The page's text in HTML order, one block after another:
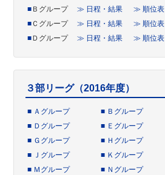
■Ｂグループ ≫ 日程・結果
≫ 順位表
■Ｃグループ ≫ 日程・結果
≫ 順位表
■Ｄグループ ≫ 日程・結果 ≫ 順位表
３部リーグ（2016年度）
■ Ａグループ ■ Ｂグループ
■ Ｄグループ ■ Ｅグループ
■ Ｇグループ ■ Ｈグループ
■ Ｊグループ ■ Ｋグループ
■ Ｍグループ ■ Ｎグループ